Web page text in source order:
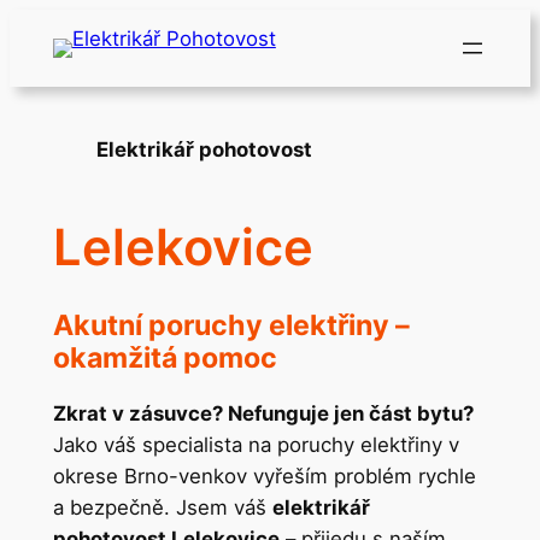
Přeskočit
obsah
Elektrikář pohotovost
Lelekovice
Akutní poruchy elektřiny –
okamžitá pomoc
Zkrat v zásuvce? Nefunguje jen část bytu?
Jako váš specialista na poruchy elektřiny v
okrese Brno-venkov vyřeším problém rychle
a bezpečně. Jsem váš elektrikář